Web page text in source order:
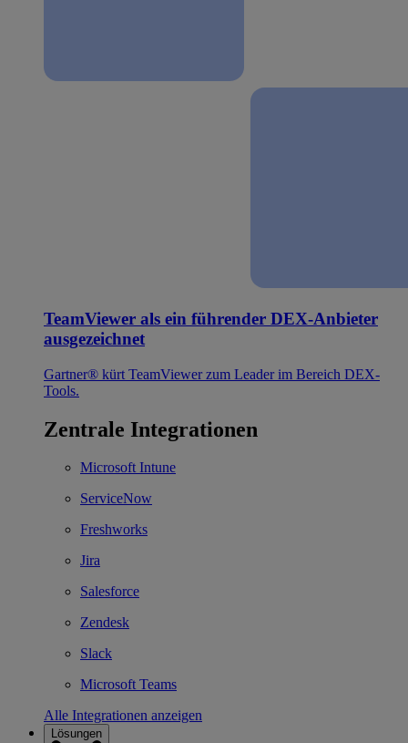
TeamViewer als ein führender DEX-Anbieter
ausgezeichnet
Gartner® kürt TeamViewer zum Leader im Bereich DEX-
Tools.
Zentrale Integrationen
Microsoft Intune
ServiceNow
Freshworks
Jira
Salesforce
Zendesk
Slack
Microsoft Teams
Alle Integrationen anzeigen
Lösungen